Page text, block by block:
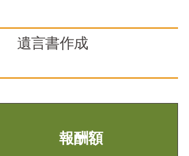
遺言書作成
報酬額